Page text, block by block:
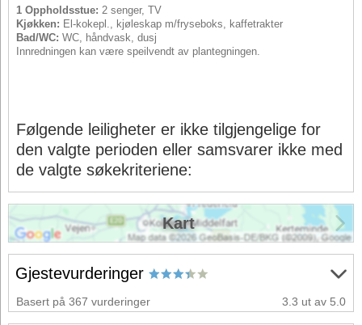
1 Oppholdsstue: 2 senger, TV
Kjøkken: El-kokepl., kjøleskap m/fryseboks, kaffetrakter
Bad/WC: WC, håndvask, dusj
Innredningen kan være speilvendt av plantegningen.
Følgende leiligheter er ikke tilgjengelige for
den valgte perioden eller samsvarer ikke med
de valgte søkekriteriene:
Gjestevurderinger
Basert på 367 vurderinger 3.3 ut av 5.0
Kart